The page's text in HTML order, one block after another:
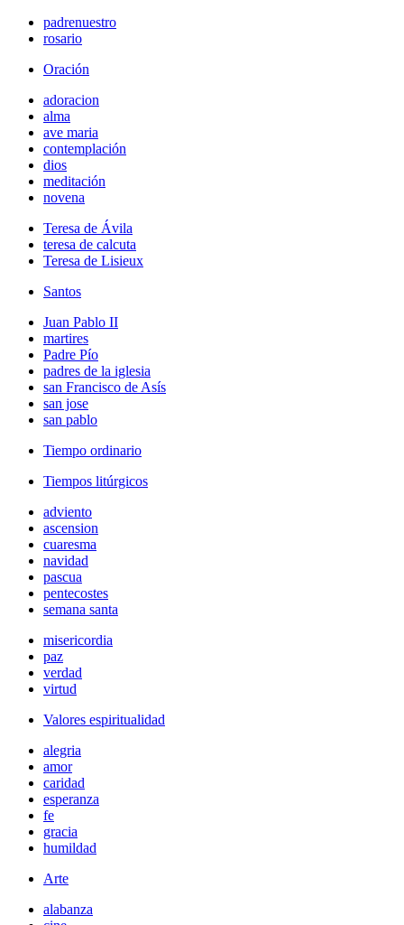
padrenuestro
rosario
Oración
adoracion
alma
ave maria
contemplación
dios
meditación
novena
Teresa de Ávila
teresa de calcuta
Teresa de Lisieux
Santos
Juan Pablo II
martires
Padre Pío
padres de la iglesia
san Francisco de Asís
san jose
san pablo
Tiempo ordinario
Tiempos litúrgicos
adviento
ascension
cuaresma
navidad
pascua
pentecostes
semana santa
misericordia
paz
verdad
virtud
Valores espiritualidad
alegria
amor
caridad
esperanza
fe
gracia
humildad
Arte
alabanza